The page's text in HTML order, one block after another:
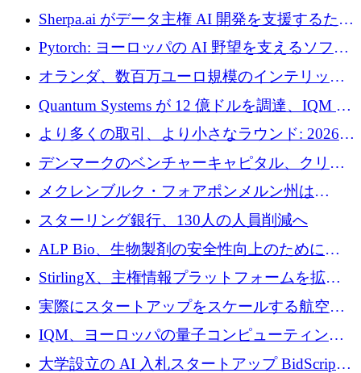
けて450万ユーロのプレシードラウンドを終了
Sherpa.ai がデータ主権 AI 開発を支援するため
に 1,800 万ドルを調達
Pytorch: ヨーロッパの AI 野望を支えるソフト
ウェア層
オランダ、数百万ユーロ規模のインテリック
との提携で軍用ドローンにソフトウェアファ
ースト戦略を採用
Quantum Systems が 12 億ドルを調達、IQM が
米国の主要取引所で初の欧州量子企業とな
る、6 月に欧州のスタートアップ資金調達
より多くの取引、より小さなラウンド: 2026
年 6 月に欧州のスタートアップ資金調達
デンマークのベンチャーキャピタル、クリメ
ンタム・キャピタルが気候変動対策ハードウ
ェア投資として初回クローズで6,000万ユーロ
を確保
メクレンブルク・フォアポンメルン州は
Nextcloud を州全体に展開し、オープンソース
戦略を拡大
スターリング銀行、130人の人員削減へ
ALP Bio、生物製剤の安全性向上のために
Venture Kick から 16 万 1,000 ユーロを調達
StirlingX、主権情報プラットフォームを拡張
するためにシリーズ A で 2,000 万ドルを確保
実際にスタートアップをスケールする航空イ
ノベーション モデルを学ぶ
IQM、ヨーロッパの量子コンピューティング
企業として初めて米国の主要取引所に上場
大学設立の AI 入札スタートアップ BidScript